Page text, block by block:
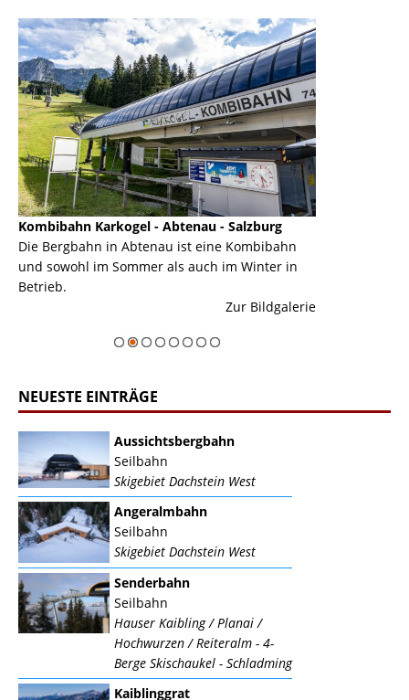
Kombibahn Karkogel - Abtenau - Salzburg
Die Bergbahn in Abtenau ist eine Kombibahn
und sowohl im Sommer als auch im Winter in
Betrieb.
Zur Bildgalerie
NEUESTE EINTRÄGE
Aussichtsbergbahn
Seilbahn
Skigebiet Dachstein West
Angeralmbahn
Seilbahn
Skigebiet Dachstein West
Senderbahn
Seilbahn
Hauser Kaibling / Planai /
Hochwurzen / Reiteralm - 4-
Berge Skischaukel - Schladming
Kaiblinggrat